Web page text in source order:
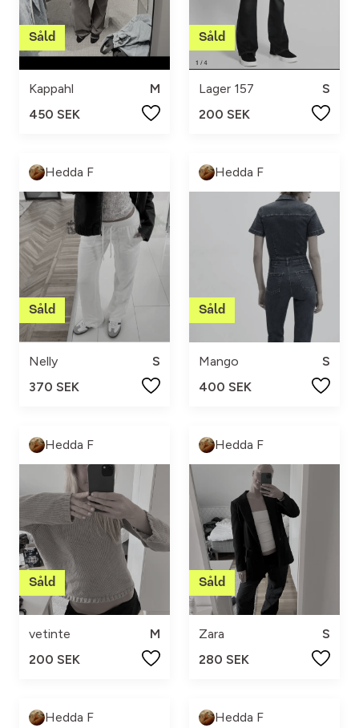
Kappahl
M
450 SEK
Lager 157
S
200 SEK
Hedda F
Nelly
S
370 SEK
Hedda F
Mango
S
400 SEK
Hedda F
vetinte
M
200 SEK
Hedda F
Zara
S
280 SEK
Hedda F Hedda F